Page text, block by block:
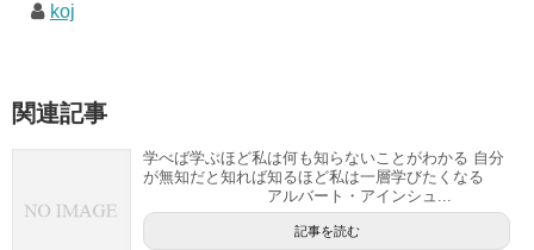
koj
関連記事
学べば学ぶほど私は何も知らないことがわかる 自分
が無知だと知れば知るほど私は一層学びたくなる
アルバート・アインシュ...
記事を読む